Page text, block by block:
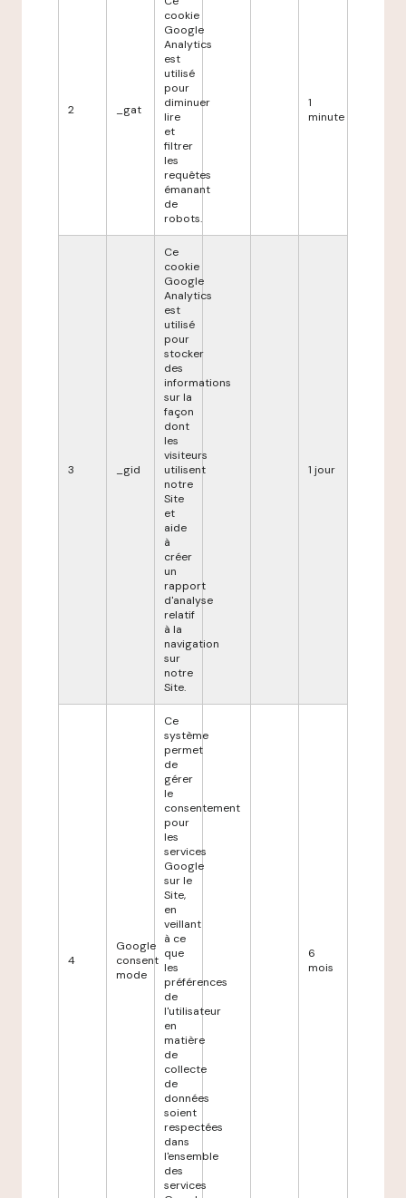
2 _gat
cookie
Google
Analytics
est
utilisé
pour
diminuer
lire
et
filtrer
les
requêtes
émanant
de
robots.
1
minute
3 _gid
Ce
cookie
Google
Analytics
est
utilisé
pour
stocker
des
informations
sur la
façon
dont
les
visiteurs
utilisent
notre
Site
et
aide
à
créer
un
rapport
d'analyse
relatif
à la
navigation
sur
notre
Site.
1 jour
4
Google
consent
mode
Ce
système
permet
de
gérer
le
consentement
pour
les
services
Google
sur le
Site,
en
veillant
à ce
que
les
préférences
de
l'utilisateur
en
matière
de
collecte
de
données
soient
respectées
dans
l'ensemble
des
services
6
mois